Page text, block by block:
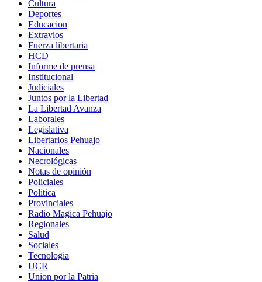
Cultura
Deportes
Educacion
Extravios
Fuerza libertaria
HCD
Informe de prensa
Institucional
Judiciales
Juntos por la Libertad
La Libertad Avanza
Laborales
Legislativa
Libertarios Pehuajo
Nacionales
Necrológicas
Notas de opinión
Policiales
Politica
Provinciales
Radio Magica Pehuajo
Regionales
Salud
Sociales
Tecnologia
UCR
Union por la Patria